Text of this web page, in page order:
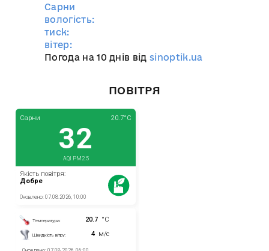
Сарни
вологість:
тиск:
вітер:
Погода на 10 днів відsinoptik.ua
ПОВІТРЯ